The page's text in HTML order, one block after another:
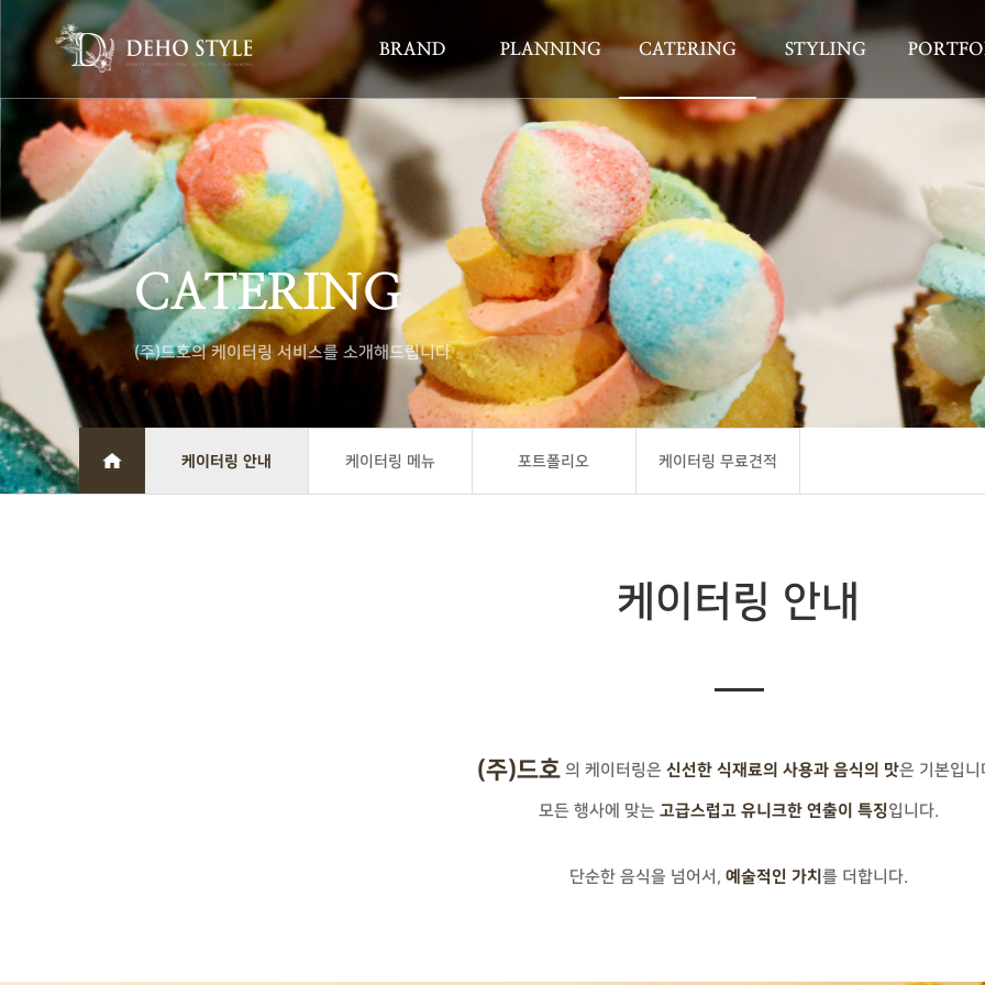
BRAND PLANNING CATERING STYLING
CATERING
(주)드호의 케이터링 서비스를 소개해드립니다
케이터링 안내 케이터링 메뉴 포트폴리오 케이터링 무료견적
케이터링 안내
(주)드호 의 케이터링은신선한 식재료의 사용과 음식의 맛은 기본입니
모든 행사에 맞는고급스럽고 유니크한 연출이 특징입니다.
단순한 음식을 넘어서, 예술적인 가치 를 더합니다.